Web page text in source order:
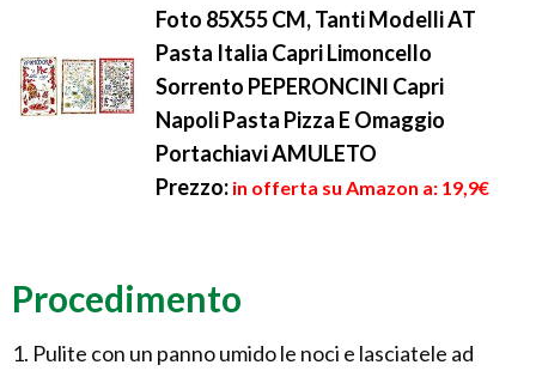
Foto 85X55 CM, Tanti Modelli AT
Pasta Italia Capri Limoncello
Sorrento PEPERONCINI Capri
Napoli Pasta Pizza E Omaggio
Portachiavi AMULETO
Prezzo: in offerta su Amazon a: 19,9€
Procedimento
1. Pulite con un panno umido le noci e lasciatele ad